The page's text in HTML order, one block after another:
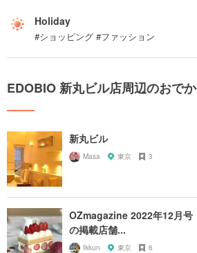
Holiday
#ショッピング #ファッション
EDOBIO 新丸ビル店周辺のおで
新丸ビル
Masa 東京 3
OZmagazine 2022年12月号
の掲載店舗...
Ikkun 東京 6